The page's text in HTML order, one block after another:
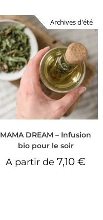
Archives d'été
MAMA DREAM – Infusion
bio pour le soir
A partir de 7,10 €